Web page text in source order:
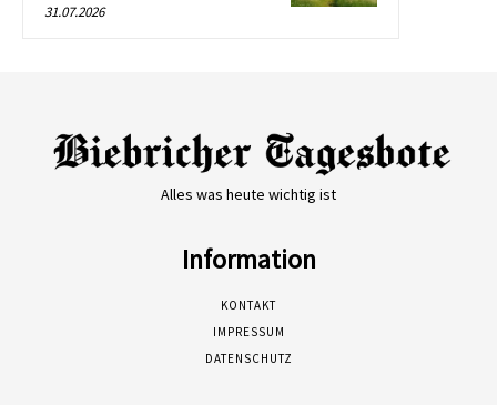
31.07.2026
Alles was heute wichtig ist
Information
KONTAKT
IMPRESSUM
DATENSCHUTZ